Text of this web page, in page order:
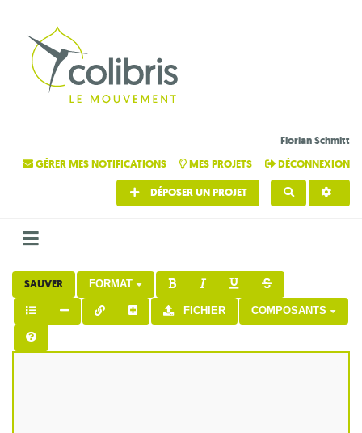
Florian Schmitt
GÉRER MES NOTIFICATIONS
MES PROJETS DÉCONNEXION
DÉPOSER UN PROJET
SAUVER FORMAT
FICHIER COMPOSANTS